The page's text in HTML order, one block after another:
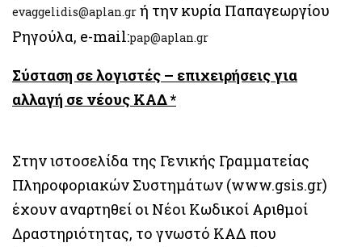
evaggelidis@aplan.gr ή την κυρία Παπαγεωργίου
Ρηγούλα, e-mail:pap@aplan.gr
Σύσταση σε λογιστές – επιχειρήσεις για
αλλαγή σε νέους ΚΑΔ *
Στην ιστοσελίδα της Γενικής Γραμματείας
Πληροφοριακών Συστημάτων (www.gsis.gr)
έχουν αναρτηθεί οι Νέοι Κωδικοί Αριθμοί
Δραστηριότητας, το γνωστό ΚΑΔ που